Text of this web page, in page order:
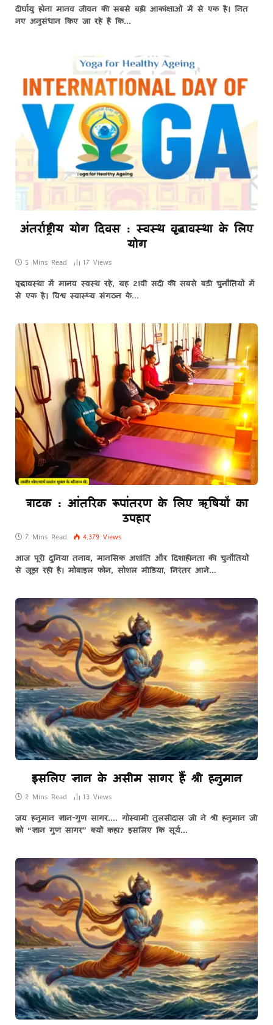
दीर्घायु होना मानव जीवन की सबसे बड़ी आकांक्षाओं में से एक है। नित
नए अनुसंधान किए जा रहे हैं कि…
अंतर्राष्ट्रीय योग दिवस : स्वस्थ वृद्धावस्था के लिए
योग
5 Mins Read 17 Views
वृद्धावस्था में मानव स्वस्थ रहे, यह 21वीं सदी की सबसे बड़ी चुनौतियों में
से एक है। विश्व स्वास्थ्य संगठन के…
त्राटक : आंतरिक रूपांतरण के लिए ऋषियों का
उपहार
7 Mins Read 4,379 Views
आज पूरी दुनिया तनाव, मानसिक अशांति और दिशाहीनता की चुनौतियों
से जूझ रही है। मोबाइल फोन, सोशल मीडिया, निरंतर आने…
इसलिए ज्ञान के असीम सागर हैं श्री हनुमान
2 Mins Read 13 Views
जय हनुमान ज्ञान-गुण सागर…. गोस्वामी तुलसीदास जी ने श्री हनुमान जी
को “ज्ञान गुण सागर” क्यों कहा? इसलिए कि सूर्य…